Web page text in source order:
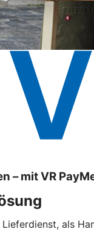
– mit VR
als